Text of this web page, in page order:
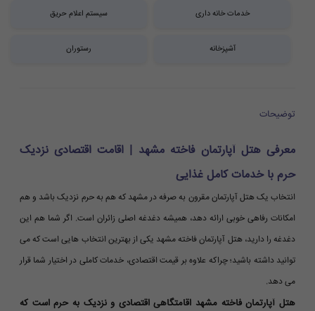
خدمات خانه داری سیستم اعلام حریق
آشپزخانه رستوران
توضیحات
معرفی هتل آپارتمان فاخته مشهد | اقامت اقتصادی نزدیک
حرم با خدمات کامل غذایی
انتخاب یک هتل آپارتمان مقرون به صرفه در مشهد که هم به حرم نزدیک باشد و هم
امکانات رفاهی خوبی ارائه دهد، همیشه دغدغه اصلی زائران است. اگر شما هم این
دغدغه را دارید، هتل آپارتمان فاخته مشهد یکی از بهترین انتخاب هایی است که می
توانید داشته باشید؛ چراکه علاوه بر قیمت اقتصادی، خدمات کاملی در اختیار شما قرار
می دهد.
هتل آپارتمان فاخته مشهد اقامتگاهی اقتصادی و نزدیک به حرم است که